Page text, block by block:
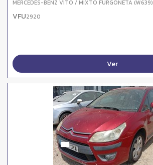
MERCEDES-BENZ VITO / MIXTO FURGONETA (W639)
VFU2920
Ver